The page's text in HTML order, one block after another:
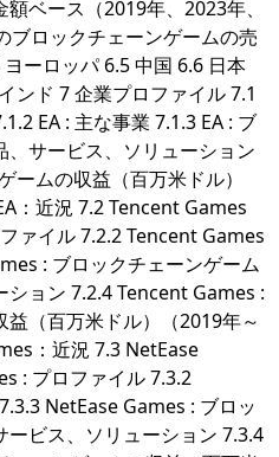
ベース（2019年、2023年、
ブロックチェーンゲームの売
ーロッパ 6.5 中国 6.6 日本
ンド 7 企業プロファイル 7.1
EA : 主な事業 7.1.3 EA : ブ
、サービス、ソリューション
ームの収益（百万米ドル）
：近況 7.2 Tencent Games
ァイル 7.2.2 Tencent Games
: ブロックチェーンゲーム
ョン 7.2.4 Tencent Games :
（百万米ドル）（2019年～
：近況 7.3 NetEase
: プロファイル 7.3.2
NetEase Games : ブロッ
ビス、ソリューション 7.3.4